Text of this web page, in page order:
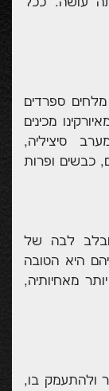
ספרדים
מכינים
סיציליה,
כבשים ופרות
לבה של
היא הטובה
מאחיותיה,
ולהתעמק בו,